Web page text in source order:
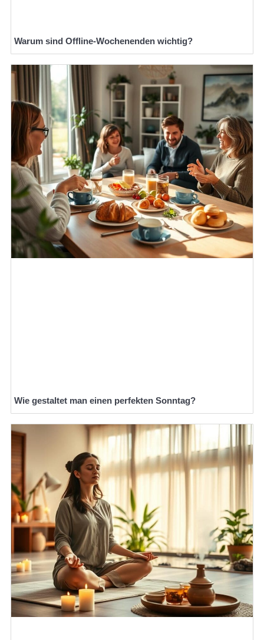
Warum sind Offline-Wochenenden wichtig?
Wie gestaltet man einen perfekten Sonntag?